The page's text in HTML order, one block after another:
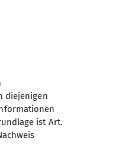
diejenigen
ist Art.